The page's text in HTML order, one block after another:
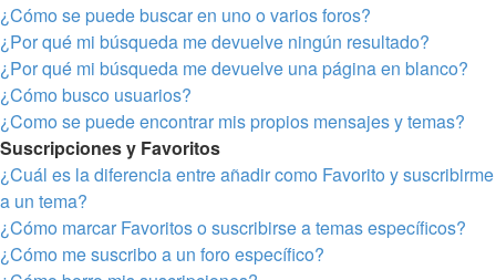
¿Cómo se puede buscar en uno o varios foros?
¿Por qué mi búsqueda me devuelve ningún resultado?
¿Por qué mi búsqueda me devuelve una página en blanco?
¿Cómo busco usuarios?
¿Como se puede encontrar mis propios mensajes y temas?
Suscripciones y Favoritos
¿Cuál es la diferencia entre añadir como Favorito y suscribirme
a un tema?
¿Cómo marcar Favoritos o suscribirse a temas específicos?
¿Cómo me suscribo a un foro específico?